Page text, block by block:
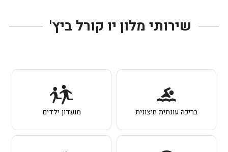
שירותי מלון יו קורל ביץ'
בריכה עונתית חיצונית מועדון ילדים